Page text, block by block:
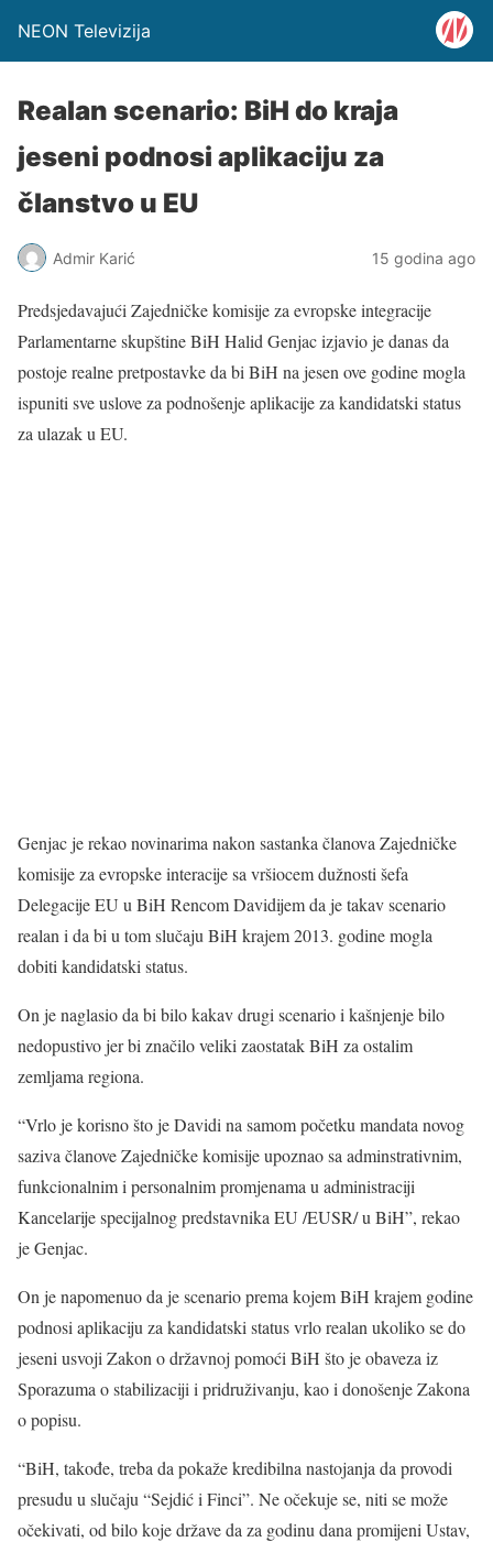
NEON Televizija
Realan scenario: BiH do kraja
jeseni podnosi aplikaciju za
članstvo u EU
Admir Karić 15 godina ago
Predsjedavajući Zajedničke komisije za evropske integracije
Parlamentarne skupštine BiH Halid Genjac izjavio je danas da
postoje realne pretpostavke da bi BiH na jesen ove godine mogla
ispuniti sve uslove za podnošenje aplikacije za kandidatski status
za ulazak u EU.
Genjac je rekao novinarima nakon sastanka članova Zajedničke
komisije za evropske interacije sa vršiocem dužnosti šefa
Delegacije EU u BiH Rencom Davidijem da je takav scenario
realan i da bi u tom slučaju BiH krajem 2013. godine mogla
dobiti kandidatski status.
On je naglasio da bi bilo kakav drugi scenario i kašnjenje bilo
nedopustivo jer bi značilo veliki zaostatak BiH za ostalim
zemljama regiona.
“Vrlo je korisno što je Davidi na samom početku mandata novog
saziva članove Zajedničke komisije upoznao sa adminstrativnim,
funkcionalnim i personalnim promjenama u administraciji
Kancelarije specijalnog predstavnika EU /EUSR/ u BiH”, rekao
je Genjac.
On je napomenuo da je scenario prema kojem BiH krajem godine
podnosi aplikaciju za kandidatski status vrlo realan ukoliko se do
jeseni usvoji Zakon o državnoj pomoći BiH što je obaveza iz
Sporazuma o stabilizaciji i pridruživanju, kao i donošenje Zakona
o popisu.
“BiH, takođe, treba da pokaže kredibilna nastojanja da provodi
presudu u slučaju “Sejdić i Finci”. Ne očekuje se, niti se može
očekivati, od bilo koje države da za godinu dana promijeni Ustav,